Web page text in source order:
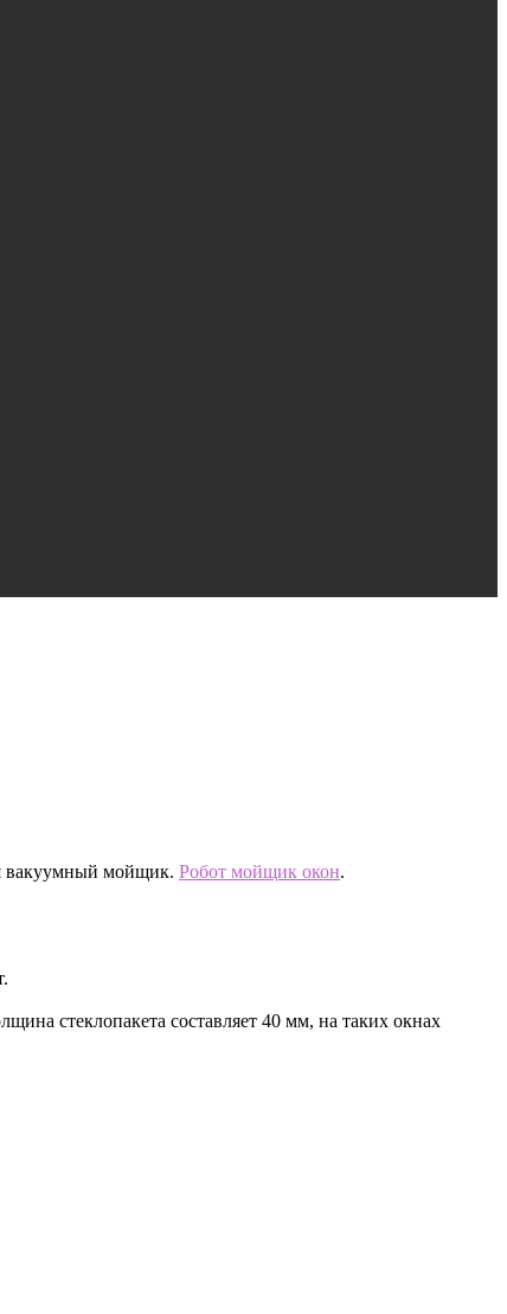
вакуумный мойщик. Робот мойщик окон.
стеклопакета составляет 40 мм, на таких окнах